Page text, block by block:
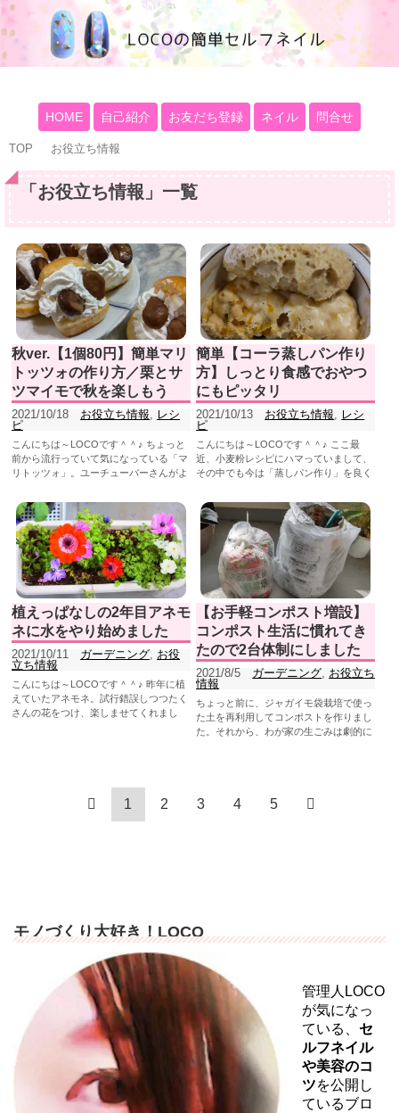
100均大好きママブログ
HOME 自己紹介 お友だち登録 ネイル 問合せ
TOP お役立ち情報
「 お役立ち情報 」 一覧
秋ver.【1個80円】簡単マリ
トッツォの作り方／栗とサ
ツマイモで秋を楽しもう
2021/10/18 お役立ち情報
レシ
ピ
こんにちは～LOCOです＾＾♪ ちょっと
前から流行っていて気になっている「マ
リトッツォ」。ユーチューバーさんがよ
簡単【コーラ蒸しパン作り
方】しっとり食感でおやつ
にもピッタリ
2021/10/13 お役立ち情報
レシ
ピ
こんにちは～LOCOです＾＾♪ ここ最
近、小麦粉レシピにハマっていまして、
その中でも今は「蒸しパン作り」を良く
植えっぱなしの2年目アネモ
ネに水をやり始めました
2021/10/11 ガーデニング お役
立ち情報
こんにちは～LOCOです＾＾♪ 昨年に植
えていたアネモネ。試行錯誤しつつたく
さんの花をつけ、楽しませてくれまし
【お手軽コンポスト増設】
コンポスト生活に慣れてき
たので2台体制にしました
2021/8/5 ガーデニング お役立ち
情報
ちょっと前に、ジャガイモ袋栽培で使っ
た土を再利用してコンポストを作りまし
た。それから、わが家の生ごみは劇的に
1 2 3 4 5
モノづくり大好き！LOCO
管理人LOCO
が気になっ
ている、 セ
ルフネイル
や美容のコ
ツを公開し
ているブロ